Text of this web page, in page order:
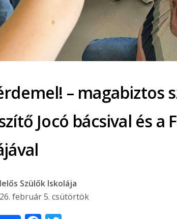
– magabiztos
Jocó bácsival és a
Szülők Iskolája
február 5. csütörtök